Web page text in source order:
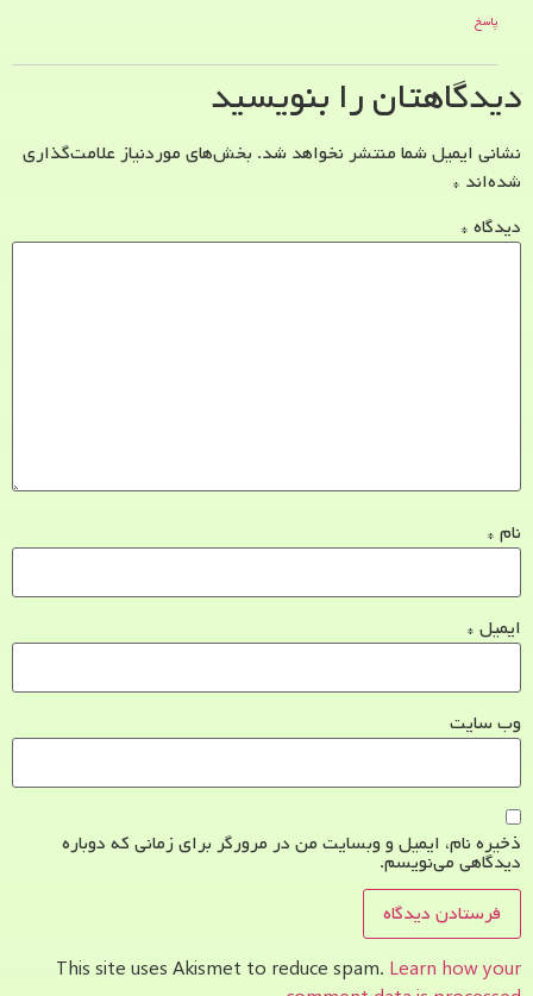
پاسخ
دیدگاهتان را بنویسید
نشانی ایمیل شما منتشر نخواهد شد. بخش‌های موردنیاز علامت‌گذاری
شده‌اند *
دیدگاه *
نام *
ایمیل *
وب‌ سایت
ذخیره نام، ایمیل و وبسایت من در مرورگر برای زمانی که دوباره
دیدگاهی می‌نویسم.
This site uses Akismet to reduce spam. Learn how your